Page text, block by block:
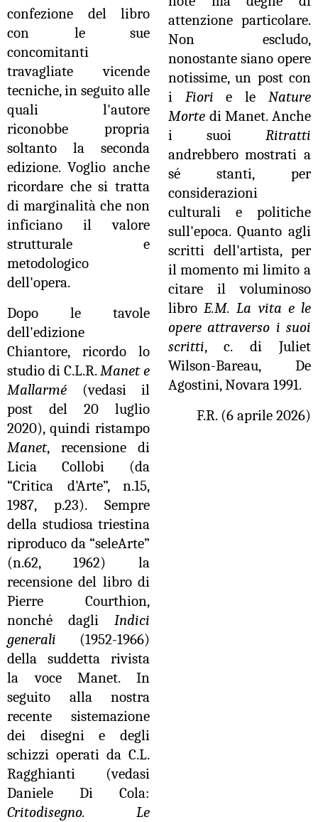
confezione del libro
con le sue
concomitanti
travagliate vicende
tecniche, in seguito alle
quali l'autore
riconobbe propria
soltanto la seconda
edizione. Voglio anche
ricordare che si tratta
di marginalità che non
inficiano il valore
strutturale e
metodologico
dell'opera.
Dopo le tavole
dell'edizione
Chiantore, ricordo lo
studio di C.L.R.Manet e
Mallarmé (vedasi il
post del 20 luglio
2020), quindi ristampo
Manet, recensione di
Licia Collobi (da
“Critica d'Arte”, n.15,
1987, p.23). Sempre
della studiosa triestina
riproduco da “seleArte”
(n.62, 1962) la
recensione del libro di
Pierre Courthion,
nonché dagliIndici
generali (1952-1966)
della suddetta rivista
la voce Manet. In
seguito alla nostra
recente sistemazione
dei disegni e degli
schizzi operati da C.L.
Ragghianti (vedasi
Daniele Di Cola:
Critodisegno. Le
attenzione particolare.
Non escludo,
nonostante siano opere
notissime, un post con
i Fiorie leNature
Mortedi Manet. Anche
i suoi Ritratti
andrebbero mostrati a
sé stanti, per
considerazioni
culturali e politiche
sull'epoca. Quanto agli
scritti dell'artista, per
il momento mi limito a
citare il voluminoso
libroE.M. La vita e le
opere attraverso i suoi
scritti, c. di Juliet
Wilson-Bareau, De
Agostini, Novara 1991.
F.R. (6 aprile 2026)